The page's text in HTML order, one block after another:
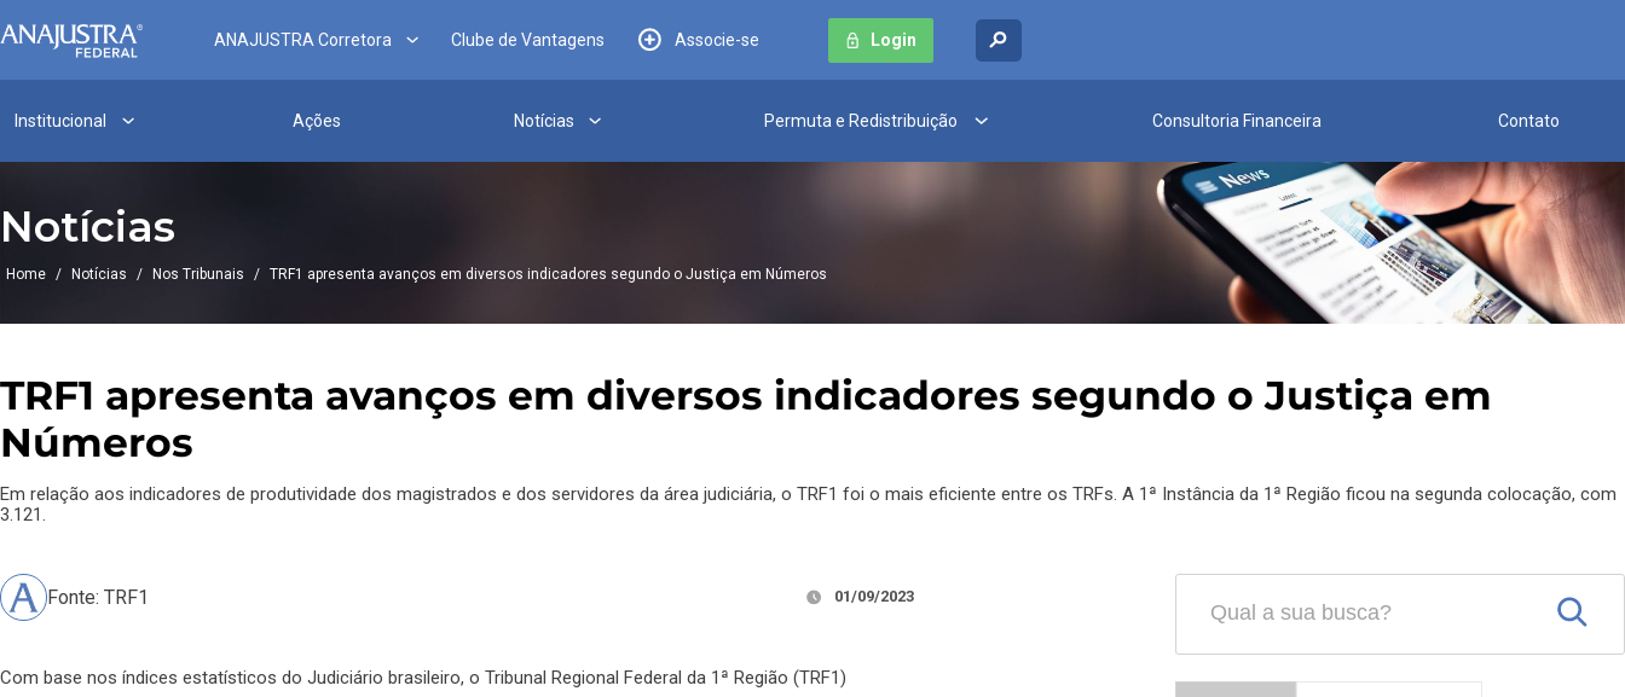
ANAJUSTRA Corretora Clube de Vantagens Associe-se Login
Institucional Ações Notícias Permuta e Redistribuição Consultoria Financeira Contato
Notícias
Home / Notícias / Nos Tribunais / TRF1 apresenta avanços em diversos indicadores segundo o Justiça em Números
TRF1 apresenta avanços em diversos indicadores segundo o Justiça em
Números
Em relação aos indicadores de produtividade dos magistrados e dos servidores da área judiciária, o TRF1 foi o mais eficiente entre os TRFs. A 1ª Instância da 1ª Região ficou na segunda colocação, com
3.121.
Fonte: TRF1 01/09/2023
Com base nos índices estatísticos do Judiciário brasileiro, o Tribunal Regional Federal da 1ª Região (TRF1)